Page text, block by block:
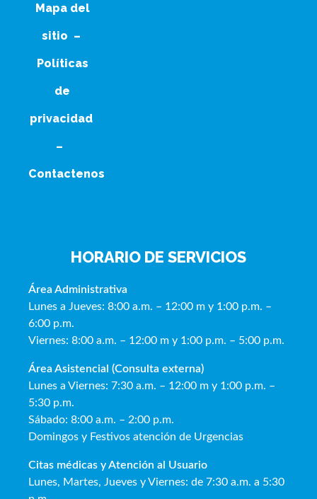
Mapa del
sitio –
Políticas
de
privacidad
–
Contactenos
HORARIO DE SERVICIOS
Área Administrativa
Lunes a Jueves: 8:00 a.m. – 12:00 m y 1:00 p.m. –
6:00 p.m.
Viernes: 8:00 a.m. – 12:00 m y 1:00 p.m. – 5:00 p.m.
Área Asistencial (Consulta externa)
Lunes a Viernes: 7:30 a.m. – 12:00 m y 1:00 p.m. –
5:30 p.m.
Sábado: 8:00 a.m. – 2:00 p.m.
Domingos y Festivos atención de Urgencias
Citas médicas y Atención al Usuario
Lunes, Martes, Jueves y Viernes: de 7:30 a.m. a 5:30